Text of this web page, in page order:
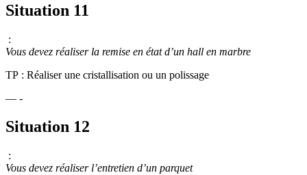
Situation 11
:
Vous devez réaliser la remise en état d’un hall en marbre
TP : Réaliser une cristallisation ou un polissage
— -
Situation 12
:
Vous devez réaliser l’entretien d’un parquet